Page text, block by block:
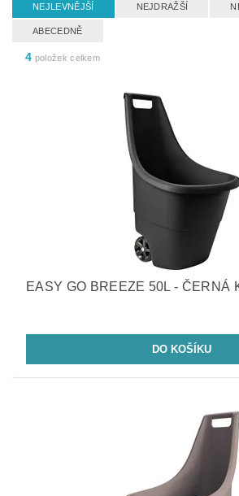
NEJLEVNĚJŠÍ NEJDRAŽŠÍ
ABECEDNĚ
4 položek celkem
EASY GO BREEZE 50L - ČERNÁ